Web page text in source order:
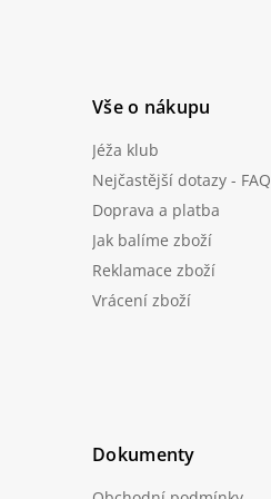
Vše o nákupu
Jéža klub
Nejčastější dotazy - FAQ
Doprava a platba
Jak balíme zboží
Reklamace zboží
Vrácení zboží
Dokumenty